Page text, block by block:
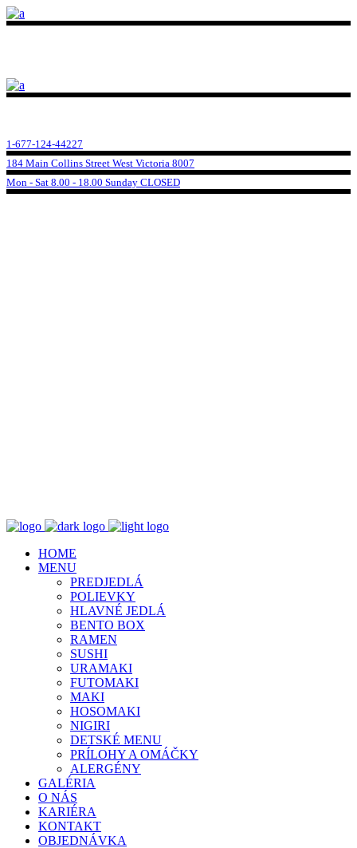
1-677-124-44227
184 Main Collins Street West Victoria 8007
Mon - Sat 8.00 - 18.00 Sunday CLOSED
HOME
MENU
PREDJEDLÁ
POLIEVKY
HLAVNÉ JEDLÁ
BENTO BOX
RAMEN
SUSHI
URAMAKI
FUTOMAKI
MAKI
HOSOMAKI
NIGIRI
DETSKÉ MENU
PRÍLOHY A OMÁČKY
ALERGÉNY
GALÉRIA
O NÁS
KARIÉRA
KONTAKT
OBJEDNÁVKA